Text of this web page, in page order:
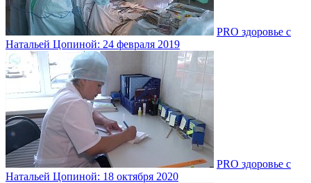
PRO здоровье с
Натальей Цопиной: 24 февраля 2019
PRO здоровье с
Натальей Цопиной: 18 октября 2020